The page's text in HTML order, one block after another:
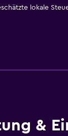
lokale
&